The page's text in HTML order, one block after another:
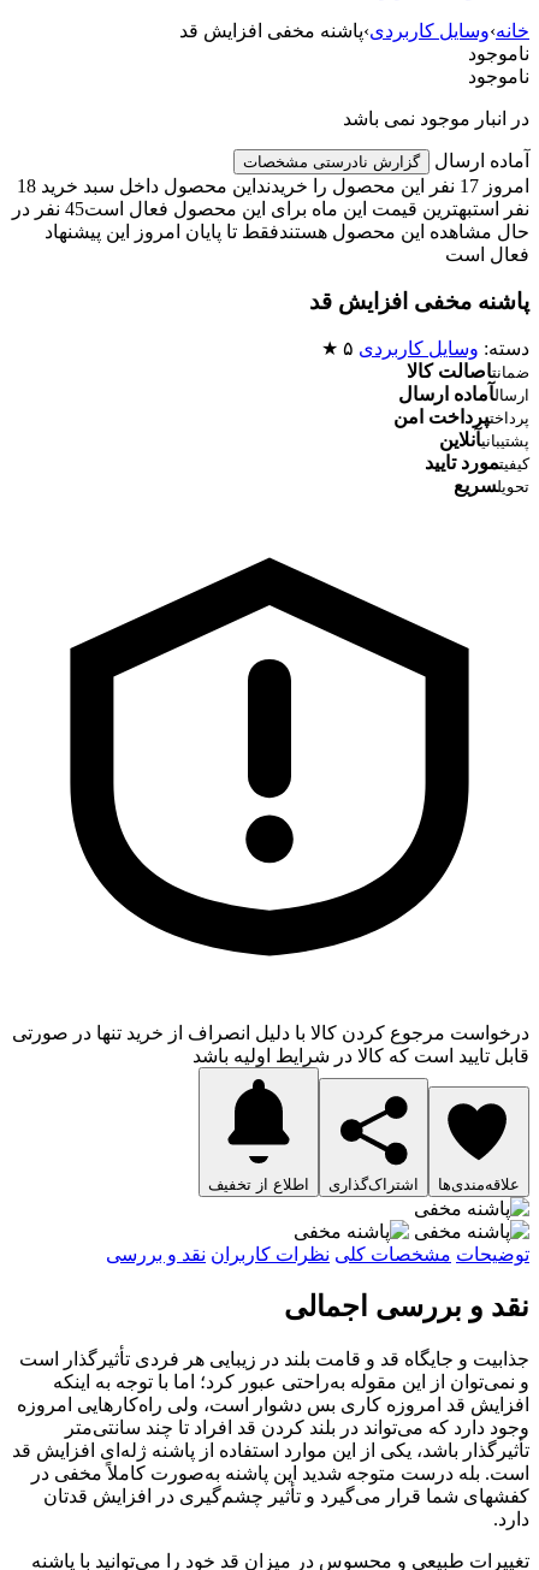
خانه›وسایل کاربردی›پاشنه مخفی افزایش قد
ناموجود
ناموجود
در انبار موجود نمی باشد
آماده ارسال گزارش نادرستی مشخصات
امروز 17 نفر این محصول را خریدند
این محصول داخل سبد خرید 18
نفر استبهترین قیمت این ماه برای این محصول فعال است
45 نفر در
حال مشاهده این محصول هستندفقط تا پایان امروز این پیشنهاد
فعال است
پاشنه مخفی افزایش قد
دسته: وسایل کاربردی ۵ ★
ضمانتاصالت کالا
ارسالآماده ارسال
پرداختپرداخت امن
پشتیبانیآنلاین
کیفیتمورد تایید
تحویلسریع
درخواست مرجوع کردن کالا با دلیل انصراف از خرید تنها در صورتی
قابل تایید است که کالا در شرایط اولیه باشد
علاقه‌مندی‌ها اشتراک‌گذاری اطلاع از تخفیف
توضیحات مشخصات کلی نظرات کاربران نقد و بررسی
نقد و بررسی اجمالی
جذابیت و جایگاه قد و قامت بلند در زیبایی هر فردی تأثیرگذار است
و نمی‌توان از این مقوله به‌راحتی عبور کرد؛ اما با توجه به اینکه
افزایش قد امروزه کاری بس دشوار است، ولی راه‌کارهایی امروزه
وجود دارد که می‌تواند در بلند کردن قد افراد تا چند سانتی‌متر
تأثیرگذار باشد، یکی از این موارد استفاده از پاشنه ژله‌ای افزایش قد
است. بله درست متوجه شدید این پاشنه به‌صورت کاملاً مخفی در
کفشهای شما قرار می‌گیرد و تأثیر چشم‌گیری در افزایش قدتان
دارد.
تغییرات طبیعی و محسوس در میزان قد خود را می‌توانید با پاشنه